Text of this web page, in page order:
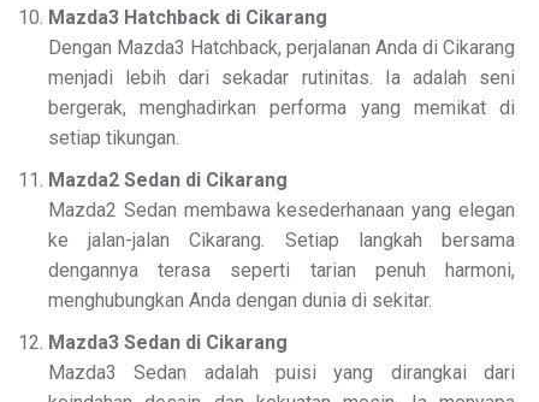
Mazda3 Hatchback di Cikarang
Dengan Mazda3 Hatchback, perjalanan Anda di Cikarang
menjadi lebih dari sekadar rutinitas. Ia adalah seni
bergerak, menghadirkan performa yang memikat di
setiap tikungan.
Mazda2 Sedan di Cikarang
Mazda2 Sedan membawa kesederhanaan yang elegan
ke jalan-jalan Cikarang. Setiap langkah bersama
dengannya terasa seperti tarian penuh harmoni,
menghubungkan Anda dengan dunia di sekitar.
Mazda3 Sedan di Cikarang
Mazda3 Sedan adalah puisi yang dirangkai dari